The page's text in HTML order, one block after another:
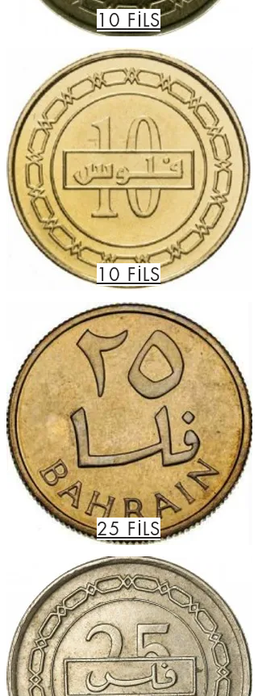
10 FİLS
10 FİLS
25 FİLS